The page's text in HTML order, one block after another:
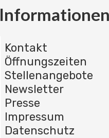
Informationen
Kontakt
Öffnungszeiten
Stellenangebote
Newsletter
Presse
Impressum
Datenschutz